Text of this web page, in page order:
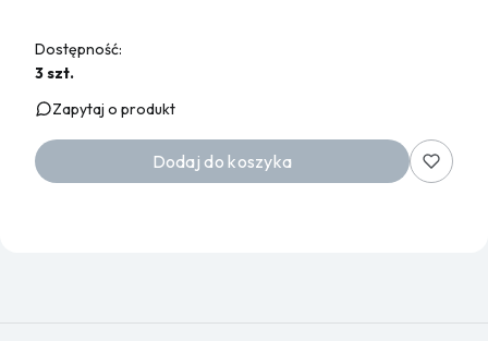
Dostępność:
3 szt.
Zapytaj o produkt
Dodaj do koszyka